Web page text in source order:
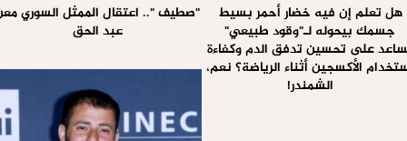
تعلم إن فيه خضار أحمر بسيط
بيحوله لـ"وقود طبيعي"
على تحسين تدفق الدم وكفاءة
الأكسجين أثناء الرياضة؟ نعم،
الشمندر!
"صطيف ".. اعتقال الممثل السوري معن
عبد الحق